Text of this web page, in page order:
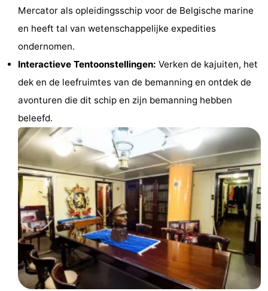
Monumenten
Kerken
Uitkijkpunten
Attracties
Boerderijen
Speeltuinen
Binnenspeeltuinen
Bowlen
Minigolfbanen
Wellness
centra
Dorpen
Natuur
Mercator als opleidingsschip voor de Belgische marine
en heeft tal van wetenschappelijke expedities
ondernomen.
Interactieve Tentoonstellingen: Verken de kajuiten, het
dek en de leefruimtes van de bemanning en ontdek de
avonturen die dit schip en zijn bemanning hebben
beleefd.